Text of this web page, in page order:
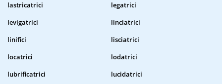
lastricatrici
legatrici
levigatrici
linciatrici
linifici
lisciatrici
locatrici
lodatrici
lubrificatrici
lucidatrici